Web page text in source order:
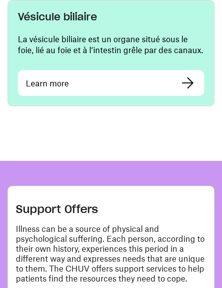
Vésicule biliaire
La vésicule biliaire est un organe situé sous le
foie, lié au foie et à l’intestin grêle par des canaux.
Learn more
Support Offers
Illness can be a source of physical and
psychological suffering. Each person, according to
their own history, experiences this period in a
different way and expresses needs that are unique
to them. The CHUV offers support services to help
patients find the resources they need to cope.